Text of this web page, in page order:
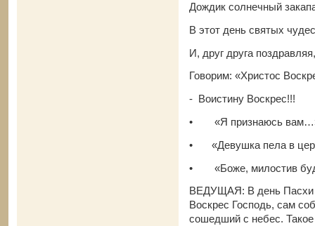
Дождик солнечный
В этот день святых
И, друг друга поздравляя,
Говорим: «Христос
- Воистину
•
«Я признаюсь
•
«Девушка пела в
•
«Боже, милостив
ВЕДУЩАЯ: В день Пасхи
Воскрес Господь, сам
сошедший с небес.